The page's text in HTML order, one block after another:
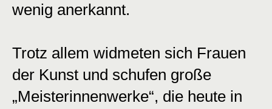
wenig anerkannt.
Trotz allem widmeten sich Frauen
der Kunst und schufen große
„Meisterinnenwerke“, die heute in